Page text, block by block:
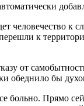
человечество
к
от
обеднило бы
больно. Прямо